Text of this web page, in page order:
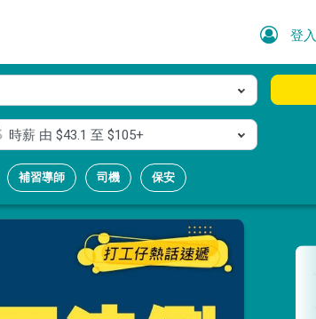
登入
時薪由 $43.1 至 $105+
補習導師 司機 保安